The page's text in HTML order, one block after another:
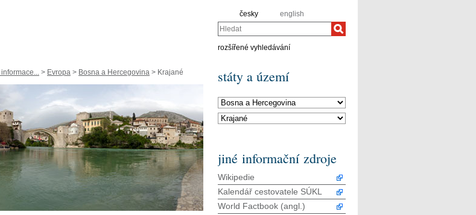
česky english
Hledat
rozšířené vyhledávání
> Evropa > Bosna a Hercegovina > Krajané státy a území
jiné informační zdroje
Wikipedie
Kalendář cestovatele SÚKL
World Factbook (angl.)